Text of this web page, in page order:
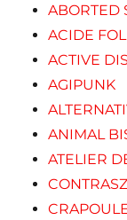
ABORTED
ACIDE
ACTIVE
AGIPUNK
ANIMAL
ATELIER